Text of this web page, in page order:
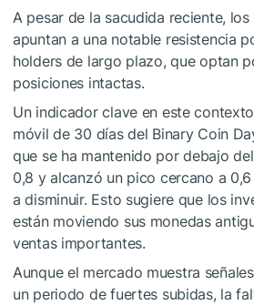
A pesar de la sacudida reciente,
apuntan a una notable resistencia
holders de largo plazo, que optan
posiciones intactas.
Un indicador clave en este
móvil de 30 días del Binary Coin
que se ha mantenido por debajo
0,8 y alcanzó un pico cercano a
a disminuir. Esto sugiere que los
están moviendo sus monedas
ventas importantes.
Aunque el mercado muestra
un periodo de fuertes subidas, la